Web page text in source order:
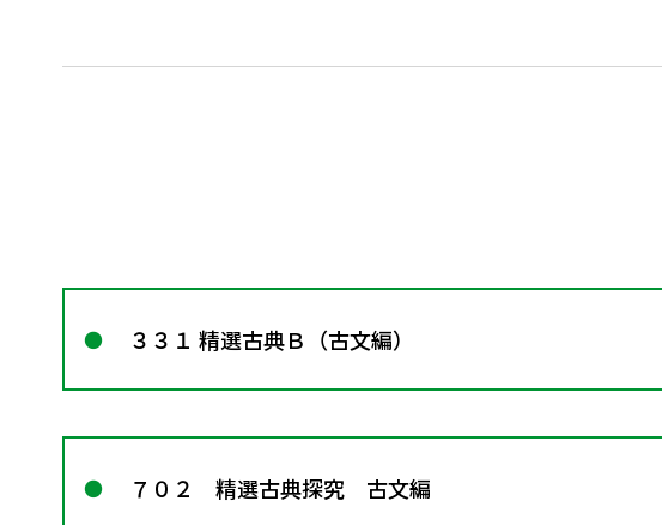
３３１ 精選古典Ｂ（古文編）
７０２ 精選古典探究 古文編